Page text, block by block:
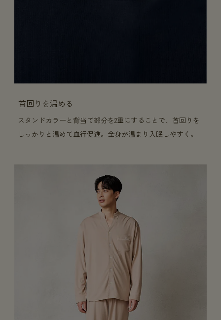
首回りを温める
スタンドカラーと背当て部分を2重にすることで、首回りを
しっかりと温めて血行促進。全身が温まり入眠しやすく。